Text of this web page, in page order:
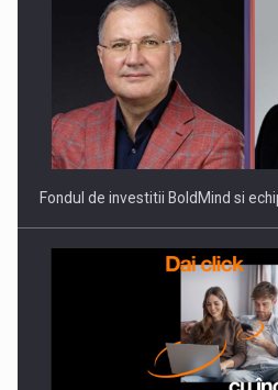
ROOTED IN ROMANIA, BUILT TO
THE…
Fondul de investitii BoldMind si